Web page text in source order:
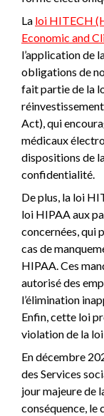
La loi HITECH
Economic and
l’application de
obligations de
fait partie de la
Act), qui
médicaux
dispositions de
confidentialité.
De plus, la loi
loi HIPAA aux
concernées, qui
cas de
HIPAA. Ces
autorisé des
l’élimination
Enfin, cette loi
violation de la
En décembre
des Services
jour majeure de
conséquence,